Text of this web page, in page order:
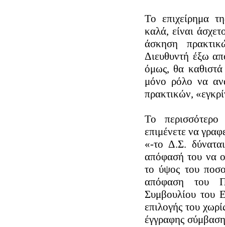
Το επιχείρημα
καλά, είναι
άσκηση
Διευθυντή έξω
όμως, θα
μόνο ρόλο να
πρακτικών,
Το
επιμένετε να
«-το Δ.Σ.
απόφασή του να
το ύψος του
απόφαση του
Συμβουλίου του
επιλογής του
έγγραφης